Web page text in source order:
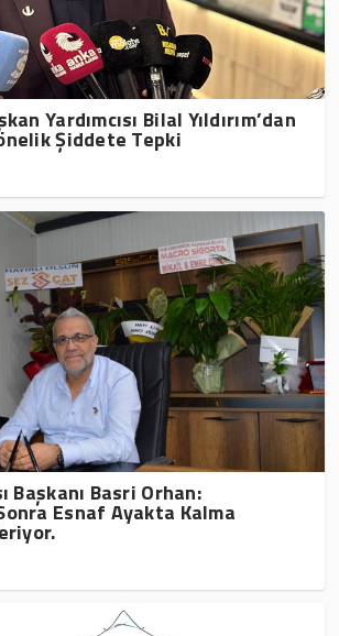
Yardımcısı Bilal Yıldırım’dan
Şiddete Tepki
Başkanı Basri Orhan:
Esnaf Ayakta Kalma